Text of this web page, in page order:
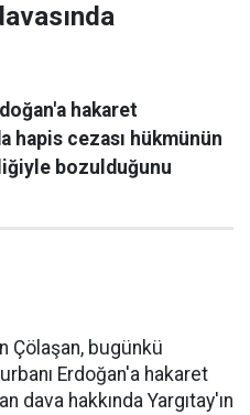
hakaret
hapis cezası hükmünün
bozulduğunu
Çölaşan, bugünkü
Erdoğan'a hakaret
dava hakkında Yargıtay'ın